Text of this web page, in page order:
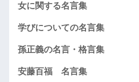
女に関する名言集
学びについての名言集
孫正義の名言・格言集
安藤百福 名言集